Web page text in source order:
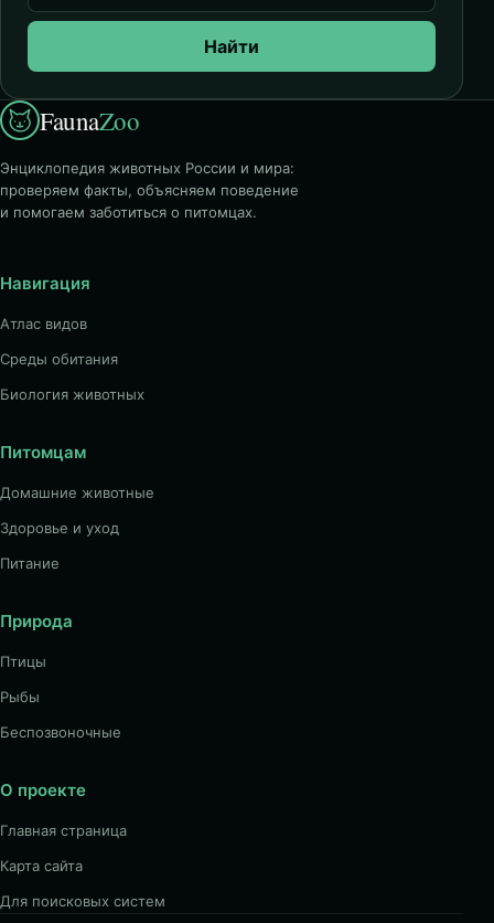
Найти
FaunaZoo
Энциклопедия животных России и мира:
проверяем факты, объясняем поведение
и помогаем заботиться о питомцах.
Навигация
Атлас видов
Среды обитания
Биология животных
Питомцам
Домашние животные
Здоровье и уход
Питание
Природа
Птицы
Рыбы
Беспозвоночные
О проекте
Главная страница
Карта сайта
Для поисковых систем